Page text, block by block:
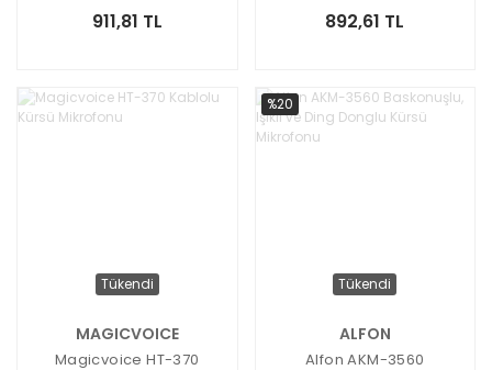
911,81 TL
Sehpası
892,61 TL
Tükendi
MAGICVOICE
Magicvoice HT-370
%20
Tükendi
ALFON
Alfon AKM-3560